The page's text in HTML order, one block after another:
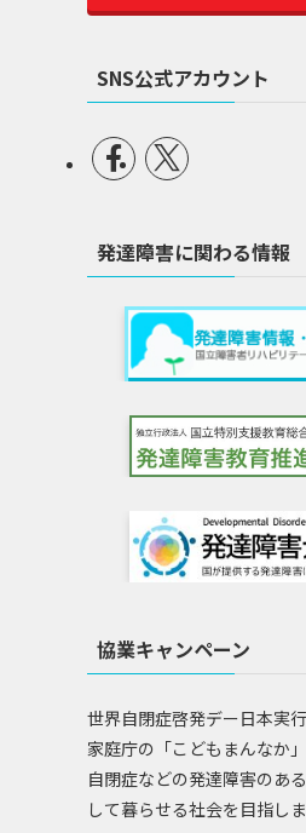
SNS公式アカウント
発達障害に関わる情報
協業キャンペーン
世界自閉症啓発デー日本実
家庭庁の「こどもまんなか
自閉症などの発達障害のあ
して暮らせる社会を目指しま